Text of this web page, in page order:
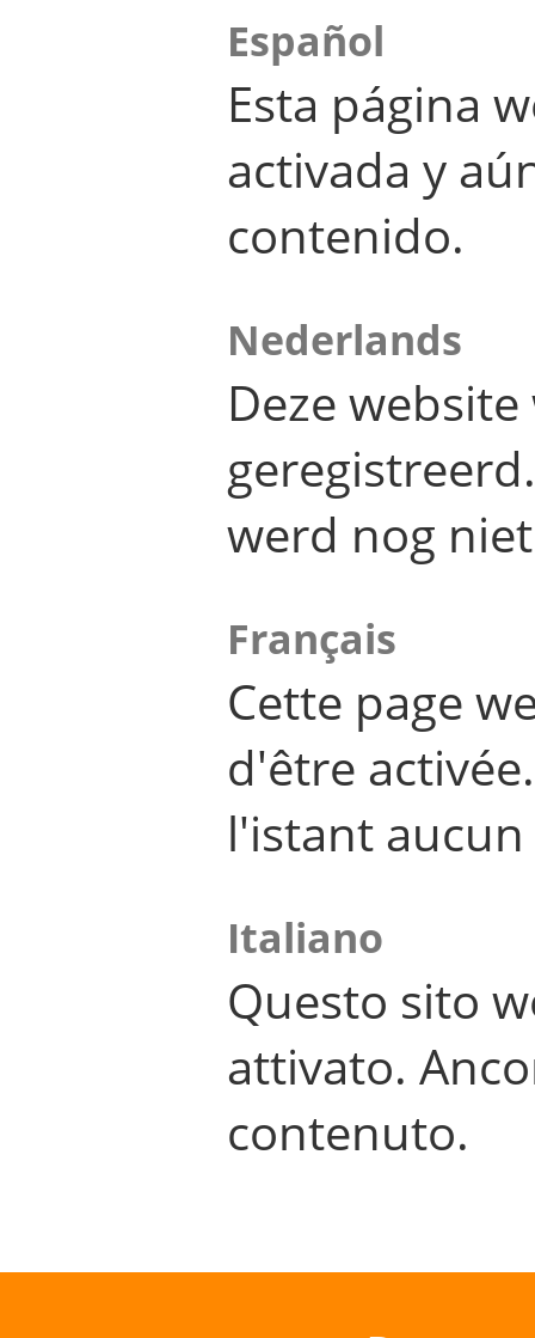
Español
Esta página
activada y
contenido.
Nederlands
Deze
werd nog
Français
Cette page
d'être
l'istant
Italiano
Questo sito
attivato.
contenuto.